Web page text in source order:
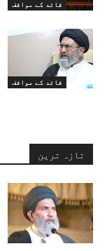
قائد کے مواقف
قائد کے مواقف
تازہ ترین